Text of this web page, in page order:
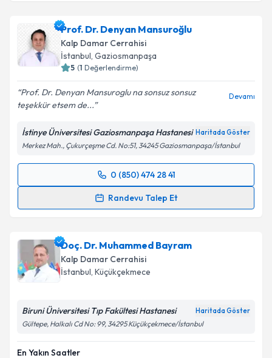
Prof. Dr. Ahmet Yavuz Balcıiçin randevu takvimi
talebi oluşturun. Size bu uzmandan randevu almanız
için bir takvim hazırlandığında e-posta ile
bilgilendireceğiz.
E-posta Adresiniz
Kişisel verilerimin işlenmesine ilişkinAydınlatma
Metni'ni okudum ve kişisel verilerimin belirtilen
kapsamda işlenmesini kabul ediyorum.
Takvim Talebini Gönder
Prof. Dr. Denyan Mansuroğlu
Kalp Damar Cerrahisi
İstanbul, Gaziosmanpaşa
5 (1 Değerlendirme)
Prof. Dr. Denyan Mansuroglu na sonsuz sonsuz
teşekkür etsem de...
Devamı
İstinye Üniversitesi Gaziosmanpaşa Hastanesi Haritada Göster
Merkez Mah., Çukurçeşme Cd. No:51, 34245 Gaziosmanpaşa/İstanbul
0 (850) 474 28 41
Randevu Talep Et
Randevu Takvimi Talebi
için bir takvim hazırlandığında e-posta ile
bilgilendireceğiz.
E-posta Adresiniz
Kişisel verilerimin işlenmesine ilişkinAydınlatma
Metni
Doç. Dr. Muhammed Bayram
Kalp Damar Cerrahisi
İstanbul, Küçükçekmece
Biruni Üniversitesi Tıp Fakültesi Hastanesi Haritada Göster
Gültepe, Halkalı Cd No: 99, 34295 Küçükçekmece/İstanbul
En Yakın Saatler